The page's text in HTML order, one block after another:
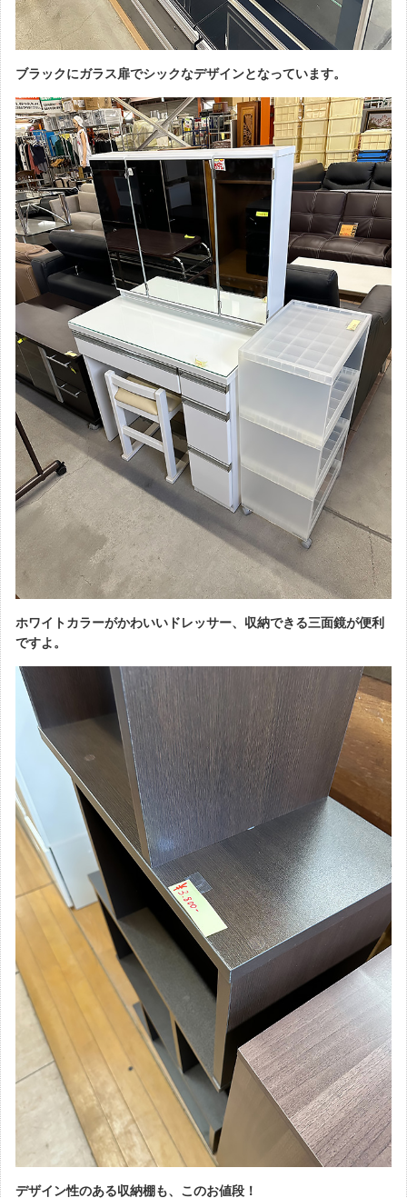
ブラックにガラス扉でシックなデザインとなっています。
ホワイトカラーがかわいいドレッサー、収納できる三面鏡が便利
ですよ。
デザイン性のある収納棚も、このお値段！